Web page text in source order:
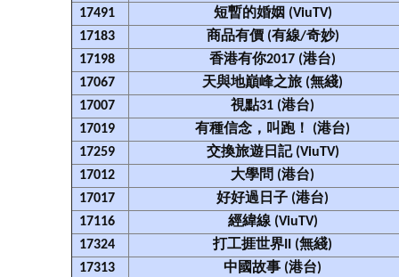
17491
短暫的婚姻 (ViuTV)
17183
商品有價 (有線/奇妙)
17198
香港有你2017 (港台)
17067
天與地巔峰之旅 (無綫)
17007
視點31 (港台)
17019
有種信念，叫跑！ (港台)
17259
交換旅遊日記 (ViuTV)
17012
大學問 (港台)
17017
好好過日子 (港台)
17116
經緯線 (ViuTV)
17324
打工捱世界II (無綫)
17313
中國故事 (港台)